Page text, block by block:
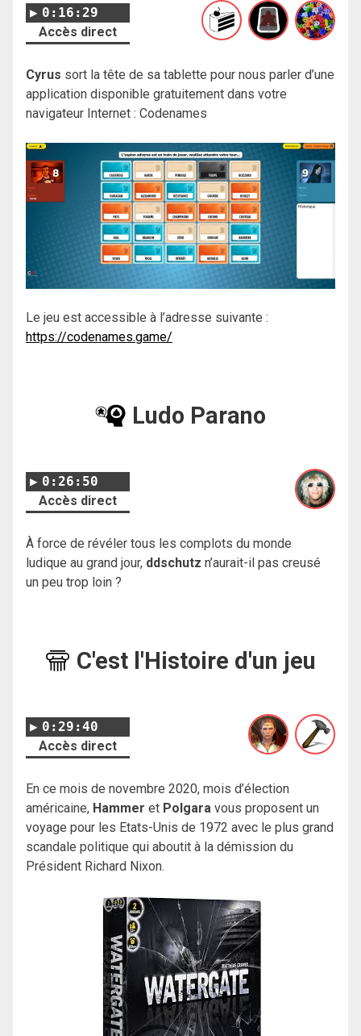
0:16:29
Accès direct
Cyrus sort la tête de sa tablette pour nous parler d’une
application disponible gratuitement dans votre
navigateur Internet : Codenames
Le jeu est accessible à l’adresse suivante :
https://codenames.game/
Ludo Parano
0:26:50
Accès direct
À force de révéler tous les complots du monde
ludique au grand jour, ddschutz n’aurait-il pas creusé
un peu trop loin ?
C'est l'Histoire d'un jeu
0:29:40
Accès direct
En ce mois de novembre 2020, mois d’élection
américaine, Hammer et Polgara vous proposent un
voyage pour les Etats-Unis de 1972 avec le plus grand
scandale politique qui aboutit à la démission du
Président Richard Nixon.